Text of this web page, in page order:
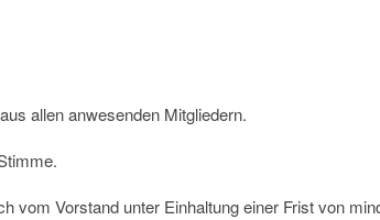
allen anwesenden Mitgliedern.
vom Vorstand unter Einhaltung einer Frist von